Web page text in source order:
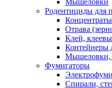
Мышеловки
Родентициды для
Отрава
Клей,
Контейнеры
Мышеловки,
Фумигаторы
Спирали,